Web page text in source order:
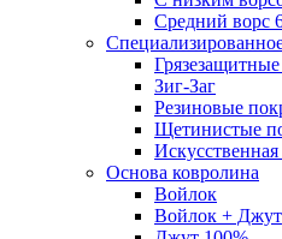
Средний ворс
Зиг-Заг
Резиновые
Щетинистые
Искусственная
Основа ковролина
Войлок
Войлок + Джут